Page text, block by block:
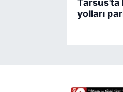
yolları